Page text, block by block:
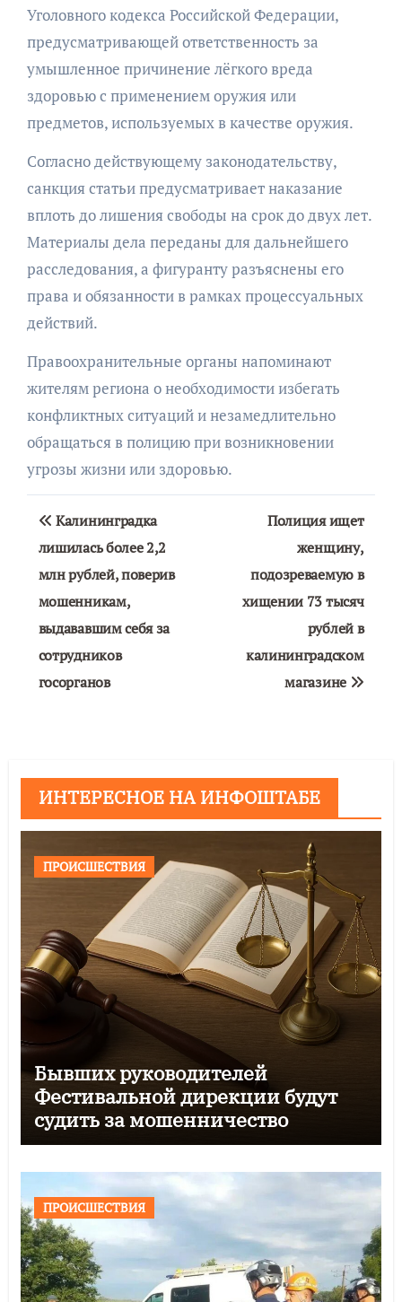
Уголовного кодекса Российской Федерации,
предусматривающей ответственность за
умышленное причинение лёгкого вреда
здоровью с применением оружия или
предметов, используемых в качестве оружия.
Согласно действующему законодательству,
санкция статьи предусматривает наказание
вплоть до лишения свободы на срок до двух лет.
Материалы дела переданы для дальнейшего
расследования, а фигуранту разъяснены его
права и обязанности в рамках процессуальных
действий.
Правоохранительные органы напоминают
жителям региона о необходимости избегать
конфликтных ситуаций и незамедлительно
обращаться в полицию при возникновении
угрозы жизни или здоровью.
Навигация
по
записям
Калининградка
лишилась более 2,2
млн рублей, поверив
мошенникам,
выдававшим себя за
сотрудников
госорганов
Полиция ищет
женщину,
подозреваемую в
хищении 73 тысяч
рублей в
калининградском
магазине
ИНТЕРЕСНОЕ НА ИНФОШТАБЕ
ПРОИСШЕСТВИЯ
Бывших руководителей
Фестивальной дирекции будут
судить за мошенничество
ПРОИСШЕСТВИЯ